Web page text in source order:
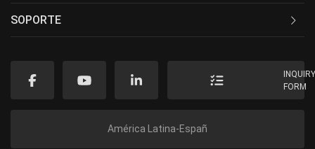
SOPORTE
FORM
América Latina-Españ